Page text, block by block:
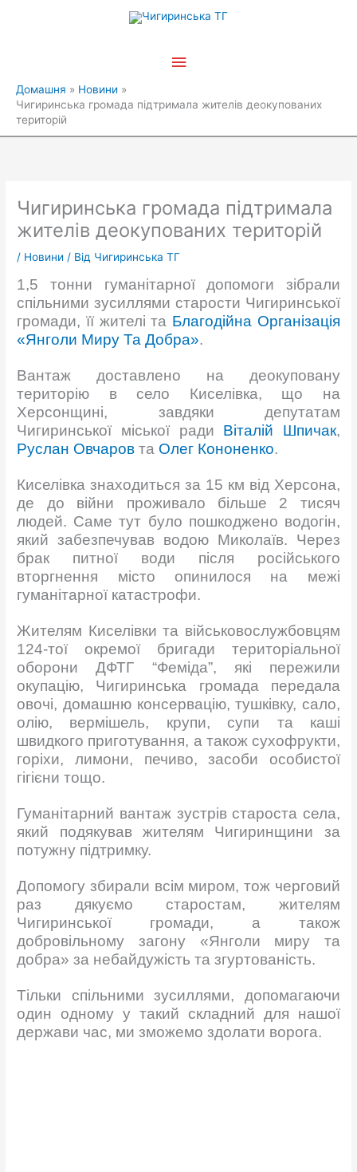
Головне
Домашня
Новини
Чигиринська громада підтримала жителів деокупованих
територій
Чигиринська громада підтримала
жителів деокупованих територій
/ Новини / Від Чигиринська ТГ
1,5 тонни гуманітарної допомоги зібрали
спільними зусиллями старости Чигиринської
громади, її жителі та Благодійна Організація
«Янголи Миру Та Добра».
Вантаж доставлено на деокуповану
територію в село Киселівка, що на
Херсонщині, завдяки депутатам
Чигиринської міської ради Віталій Шпичак,
Руслан Овчаров та Олег Кононенко.
Киселівка знаходиться за 15 км від Херсона,
де до війни проживало більше 2 тисяч
людей. Саме тут було пошкоджено водогін,
який забезпечував водою Миколаїв. Через
брак питної води після російського
вторгнення місто опинилося на межі
гуманітарної катастрофи.
Жителям Киселівки та військовослужбовцям
124-тої окремої бригади територіальної
оборони ДФТГ “Феміда”, які пережили
окупацію, Чигиринська громада передала
овочі, домашню консервацію, тушківку, сало,
олію, вермішель, крупи, супи та каші
швидкого приготування, а також сухофрукти,
горіхи, лимони, печиво, засоби особистої
гігієни тощо.
Гуманітарний вантаж зустрів староста села,
який подякував жителям Чигиринщини за
потужну підтримку.
Допомогу збирали всім миром, тож черговий
раз дякуємо старостам, жителям
Чигиринської громади, а також
добровільному загону «Янголи миру та
добра» за небайдужість та згуртованість.
Тільки спільними зусиллями, допомагаючи
один одному у такий складний для нашої
держави час, ми зможемо здолати ворога.